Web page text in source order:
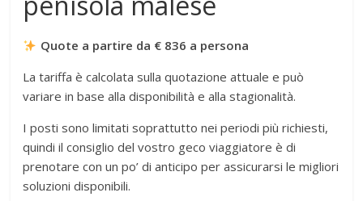
Quote a partire da € 836 a persona
La tariffa è calcolata sulla quotazione attuale e può
variare in base alla disponibilità e alla stagionalità.
I posti sono limitati soprattutto nei periodi più richiesti,
quindi il consiglio del vostro geco viaggiatore è di
prenotare con un po’ di anticipo per assicurarsi le migliori
soluzioni disponibili.